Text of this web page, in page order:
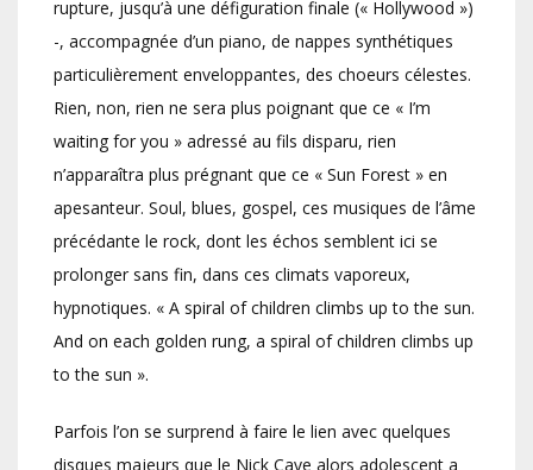
rupture, jusqu’à une défiguration finale (« Hollywood »)
-, accompagnée d’un piano, de nappes synthétiques
particulièrement enveloppantes, des choeurs célestes.
Rien, non, rien ne sera plus poignant que ce « I’m
waiting for you » adressé au fils disparu, rien
n’apparaîtra plus prégnant que ce « Sun Forest » en
apesanteur. Soul, blues, gospel, ces musiques de l’âme
précédante le rock, dont les échos semblent ici se
prolonger sans fin, dans ces climats vaporeux,
hypnotiques. « A spiral of children climbs up to the sun.
And on each golden rung, a spiral of children climbs up
to the sun ».
Parfois l’on se surprend à faire le lien avec quelques
disques majeurs que le Nick Cave alors adolescent a